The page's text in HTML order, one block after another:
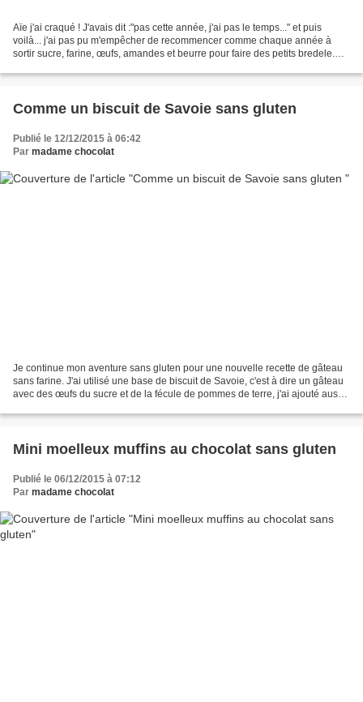
Aïe j'ai craqué ! J'avais dit :"pas cette année, j'ai pas le temps..." et puis
voilà... j'ai pas pu m'empêcher de recommencer comme chaque année à
sortir sucre, farine, œufs, amandes et beurre pour faire des petits bredele.
Comme un biscuit de Savoie sans gluten
Publié le 12/12/2015 à 06:42
Par madame chocolat
Je continue mon aventure sans gluten pour une nouvelle recette de gâteau
sans farine. J'ai utilisé une base de biscuit de Savoie, c'est à dire un gâteau
avec des œufs du sucre et de la fécule de pommes de terre, j'ai ajouté aussi
Mini moelleux muffins au chocolat sans gluten
Publié le 06/12/2015 à 07:12
Par madame chocolat